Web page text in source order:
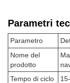
Parametri
Parametro
Nome del
prodotto
Tempo di ciclo